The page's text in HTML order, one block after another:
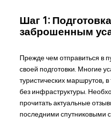
Шаг 1:
заброшенным
Прежде чем отправиться в
своей подготовки. Многие
туристических маршрутов,
без инфраструктуры.
прочитать актуальные
последними спутниковыми